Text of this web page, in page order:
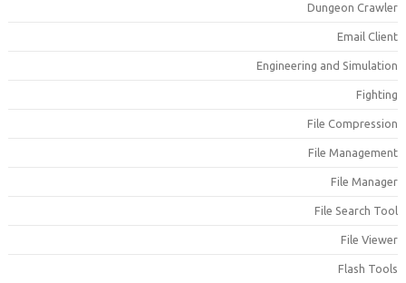
Dungeon
Email
Engineering and
File
File
File
File Search
File
Flash